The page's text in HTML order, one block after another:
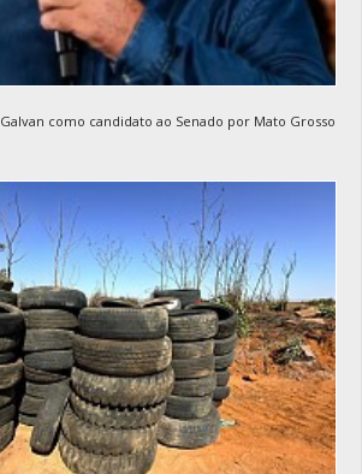
como candidato ao Senado por Mato Grosso